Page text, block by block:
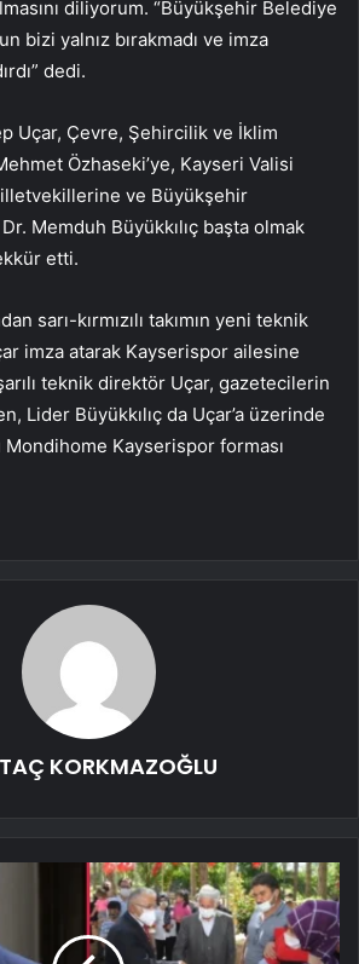
diliyorum. “Büyükşehir Belediye
bizi yalnız bırakmadı ve imza
dedi.
Uçar, Çevre, Şehircilik ve İklim
Özhaseki’ye, Kayseri Valisi
ve Büyükşehir
Memduh Büyükkılıç başta olmak
etti.
sarı-kırmızılı takımın yeni teknik
imza atarak Kayserispor ailesine
teknik direktör Uçar, gazetecilerin
Lider Büyükkılıç da Uçar’a üzerinde
Mondihome Kayserispor forması
KORKMAZOĞLU